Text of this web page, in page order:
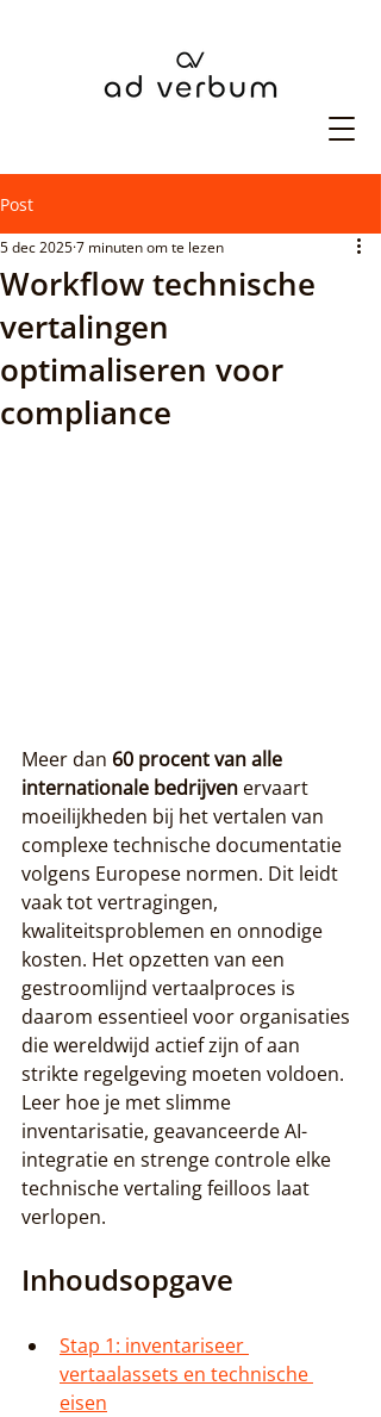
Post
Workflow technische
vertalingen
optimaliseren voor
compliance
5 dec 20257 minuten om te lezen
Meer dan 60 procent van alle
internationale bedrijven ervaart
moeilijkheden bij het vertalen van
complexe technische documentatie
volgens Europese normen. Dit leidt
vaak tot vertragingen,
kwaliteitsproblemen en onnodige
kosten. Het opzetten van een
gestroomlijnd vertaalproces is
daarom essentieel voor organisaties
die wereldwijd actief zijn of aan
strikte regelgeving moeten voldoen.
Leer hoe je met slimme
inventarisatie, geavanceerde AI-
integratie en strenge controle elke
technische vertaling feilloos laat
verlopen.
Inhoudsopgave
Stap 1: inventariseer
vertaalassets en technische
eisen